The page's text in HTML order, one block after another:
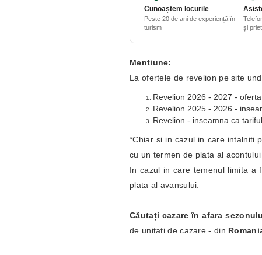
Cunoaștem locurile
Peste 20 de ani de experiență în
turism
și
Mentiune:
La ofertele de revelion pe site
Revelion 2026 - 2027 -
Revelion 2025 - 2026 -
Revelion - inseamna ca
*Chiar si in cazul in care intalniti
cu un termen de plata al
In cazul in care temenul limita a
plata al avansului.
Căutați cazare în afara
de unitati de cazare - din